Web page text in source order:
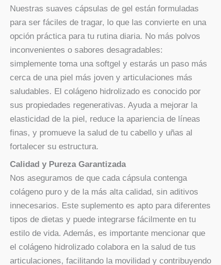
Nuestras suaves cápsulas de gel están formuladas
para ser fáciles de tragar, lo que las convierte en una
opción práctica para tu rutina diaria. No más polvos
inconvenientes o sabores desagradables:
simplemente toma una softgel y estarás un paso más
cerca de una piel más joven y articulaciones más
saludables. El colágeno hidrolizado es conocido por
sus propiedades regenerativas. Ayuda a mejorar la
elasticidad de la piel, reduce la apariencia de líneas
finas, y promueve la salud de tu cabello y uñas al
fortalecer su estructura.
Calidad y Pureza Garantizada
Nos aseguramos de que cada cápsula contenga
colágeno puro y de la más alta calidad, sin aditivos
innecesarios. Este suplemento es apto para diferentes
tipos de dietas y puede integrarse fácilmente en tu
estilo de vida. Además, es importante mencionar que
el colágeno hidrolizado colabora en la salud de tus
articulaciones, facilitando la movilidad y contribuyendo